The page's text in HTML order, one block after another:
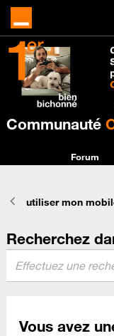
Communauté
Forum
utiliser mon
Recherchez
Vous avez